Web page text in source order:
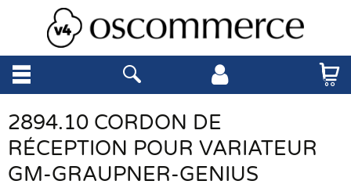
2894.10 CORDON DE
RÉCEPTION POUR VARIATEUR
GM-GRAUPNER-GENIUS